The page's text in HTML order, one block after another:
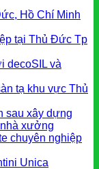
Hồ Chí Minh
tại Thủ Đức Tp
decoSIL và
tạ khu vực Thủ
sau xây dựng
xưởng
chuyên nghiệp
Unica